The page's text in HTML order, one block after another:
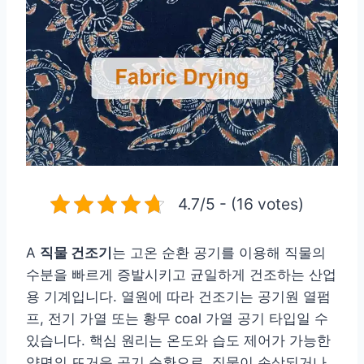
4.7/5 - (16 votes)
A 직물 건조기 는 고온 순환 공기를 이용해 직물의
수분을 빠르게 증발시키고 균일하게 건조하는 산업
용 기계입니다. 열원에 따라 건조기는 공기원 열펌
프, 전기 가열 또는 황무 coal 가열 공기 타입일 수
있습니다. 핵심 원리는 온도와 습도 제어가 가능한